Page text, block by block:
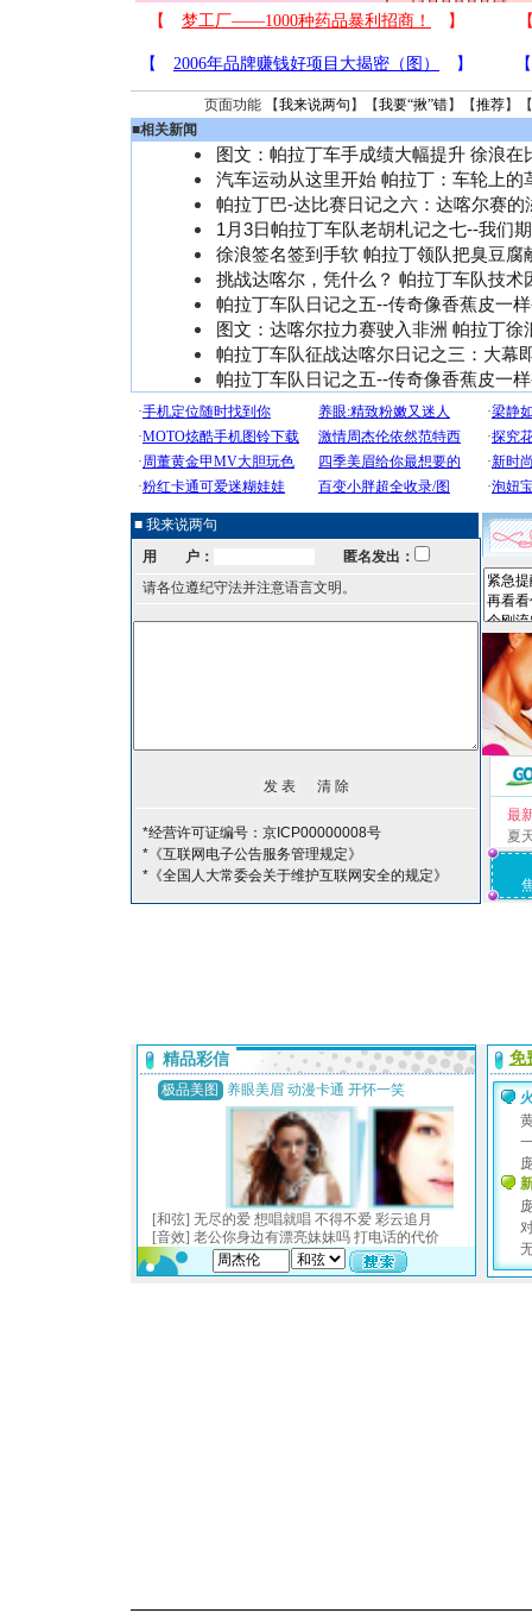
页面功能 【我来说两句 】【我要“揪”错】【推荐】
■相关新闻
图文：帕拉丁车手成绩大幅提升 徐浪在
汽车运动从这里开始 帕拉丁：车轮上的
帕拉丁巴-达比赛日记之六：达喀尔赛的
1月3日帕拉丁车队老胡札记之七--我们
徐浪签名签到手软 帕拉丁领队把臭豆腐
挑战达喀尔，凭什么？ 帕拉丁车队技术
帕拉丁车队日记之五--传奇像香蕉皮一
图文：达喀尔拉力赛驶入非洲 帕拉丁徐
帕拉丁车队征战达喀尔日记之三：大幕
帕拉丁车队日记之五--传奇像香蕉皮一
■ 我来说两句
用 户：
匿名发出：
请各位遵纪守法并注意语言文明。
*经营许可证编号：京ICP00000008号
*《互联网电子公告服务管理规定》
*《全国人大常委会关于维护互联网安全的规定》
最
夏